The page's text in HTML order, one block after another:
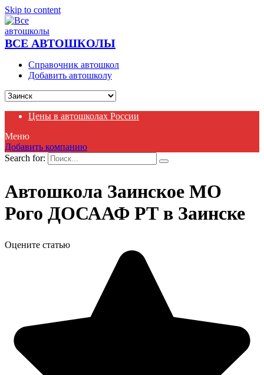
Skip to content
ВСЕ АВТОШКОЛЫ
Справочник автошкол
Добавить автошколу
Цены в автошколах России
Меню
Добавить компанию
Search for:
Автошкола Заинское МО
Рого ДОСААФ РТ в Заинске
Оцените статью